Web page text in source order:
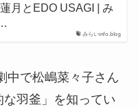
みらいinfo.blog
月とEDO USAGI | み
中で松嶋菜々子さん
羽釜」を知ってい